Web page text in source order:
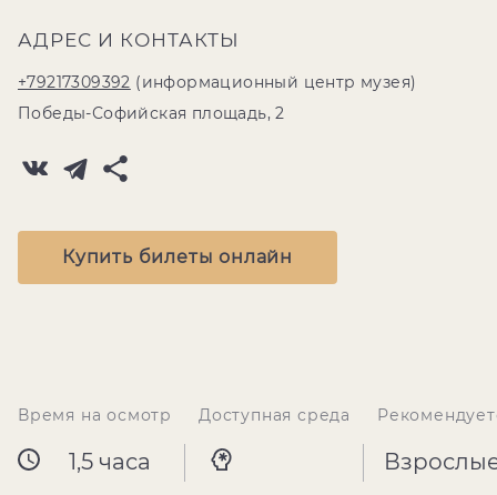
АДРЕС И КОНТАКТЫ
+79217309392 (информационный центр музея)
Победы-Софийская площадь, 2
Купить билеты онлайн
Время на осмотр
1,5 часа
Доступная среда